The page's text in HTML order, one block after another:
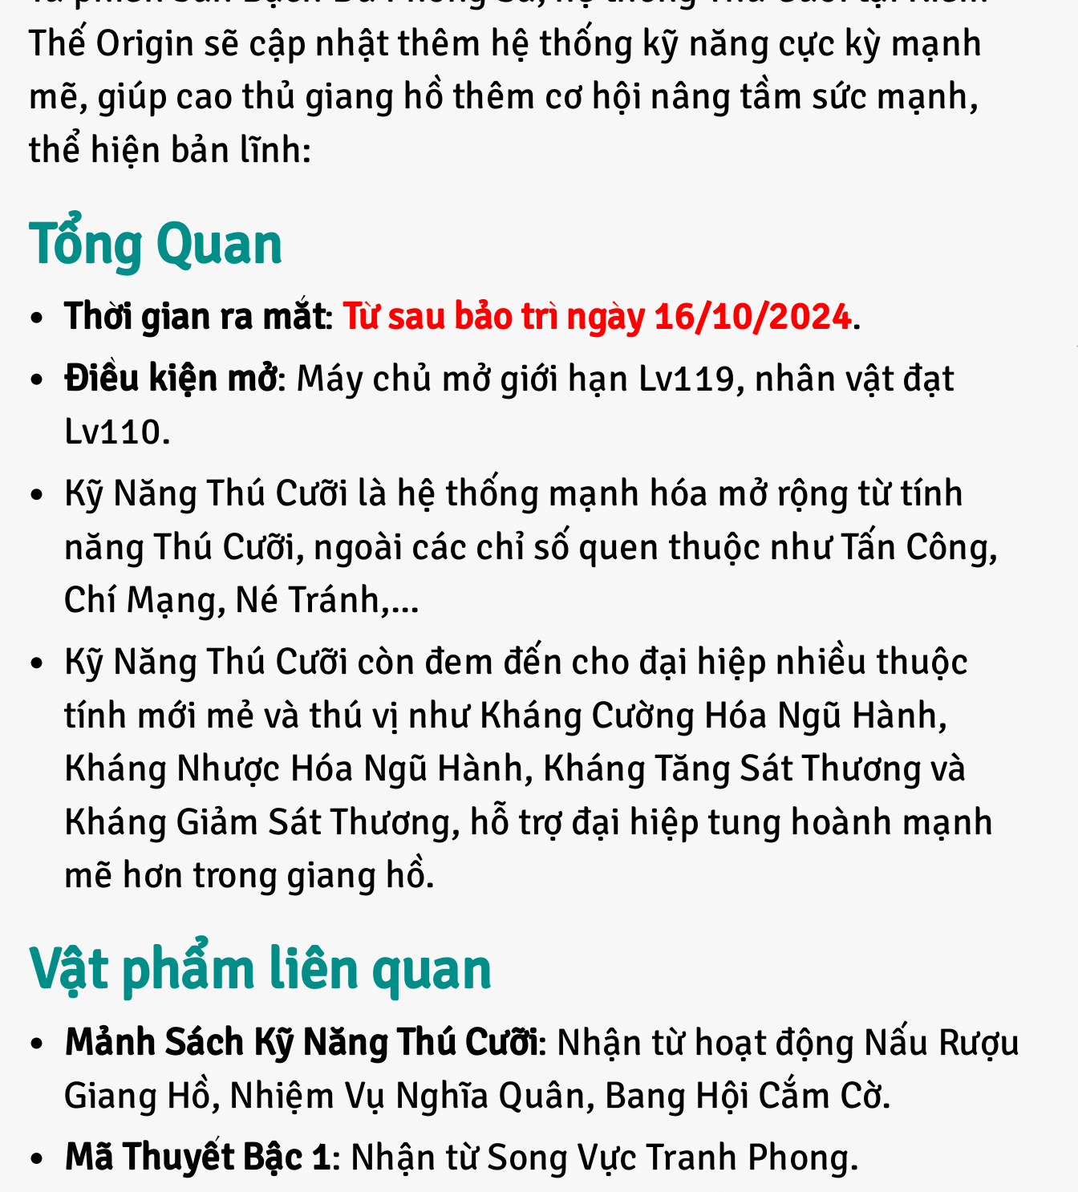
Thế Origin sẽ cập nhật thêm hệ thống kỹ năng cực kỳ mạnh
mẽ, giúp cao thủ giang hồ thêm cơ hội nâng tầm sức mạnh,
thể hiện bản lĩnh:
Tổng Quan
Thời gian ra mắt: Từ sau bảo trì ngày 16/10/2024.
Điều kiện mở: Máy chủ mở giới hạn Lv119, nhân vật đạt
Lv110.
Kỹ Năng Thú Cưỡi là hệ thống mạnh hóa mở rộng từ tính
năng Thú Cưỡi, ngoài các chỉ số quen thuộc như Tấn Công,
Chí Mạng, Né Tránh,...
Kỹ Năng Thú Cưỡi còn đem đến cho đại hiệp nhiều thuộc
tính mới mẻ và thú vị như Kháng Cường Hóa Ngũ Hành,
Kháng Nhược Hóa Ngũ Hành, Kháng Tăng Sát Thương và
Kháng Giảm Sát Thương, hỗ trợ đại hiệp tung hoành mạnh
mẽ hơn trong giang hồ.
Vật phẩm liên quan
Mảnh Sách Kỹ Năng Thú Cưỡi: Nhận từ hoạt động Nấu Rượu
Giang Hồ, Nhiệm Vụ Nghĩa Quân, Bang Hội Cắm Cờ.
Mã Thuyết Bậc 1: Nhận từ Song Vực Tranh Phong.